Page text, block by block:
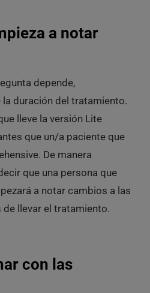
a notar
depende,
duración del tratamiento.
lleve la versión Lite
que un/a paciente que
De manera
que una persona que
a notar cambios a las
llevar el tratamiento.
con las